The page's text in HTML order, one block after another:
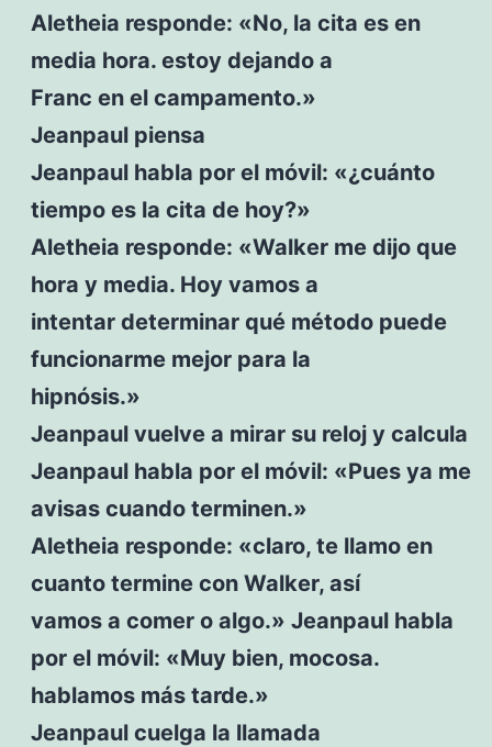
Aletheia responde: «No, la cita es en
media hora. estoy dejando a
Franc en el campamento.»
Jeanpaul piensa
Jeanpaul habla por el móvil: «¿cuánto
tiempo es la cita de hoy?»
Aletheia responde: «Walker me dijo que
hora y media. Hoy vamos a
intentar determinar qué método puede
funcionarme mejor para la
hipnósis.»
Jeanpaul vuelve a mirar su reloj y calcula
Jeanpaul habla por el móvil: «Pues ya me
avisas cuando terminen.»
Aletheia responde: «claro, te llamo en
cuanto termine con Walker, así
vamos a comer o algo.» Jeanpaul habla
por el móvil: «Muy bien, mocosa.
hablamos más tarde.»
Jeanpaul cuelga la llamada